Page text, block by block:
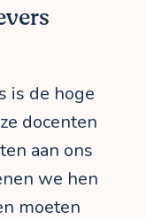
is de hoge
docenten
aan ons
we hen
moeten